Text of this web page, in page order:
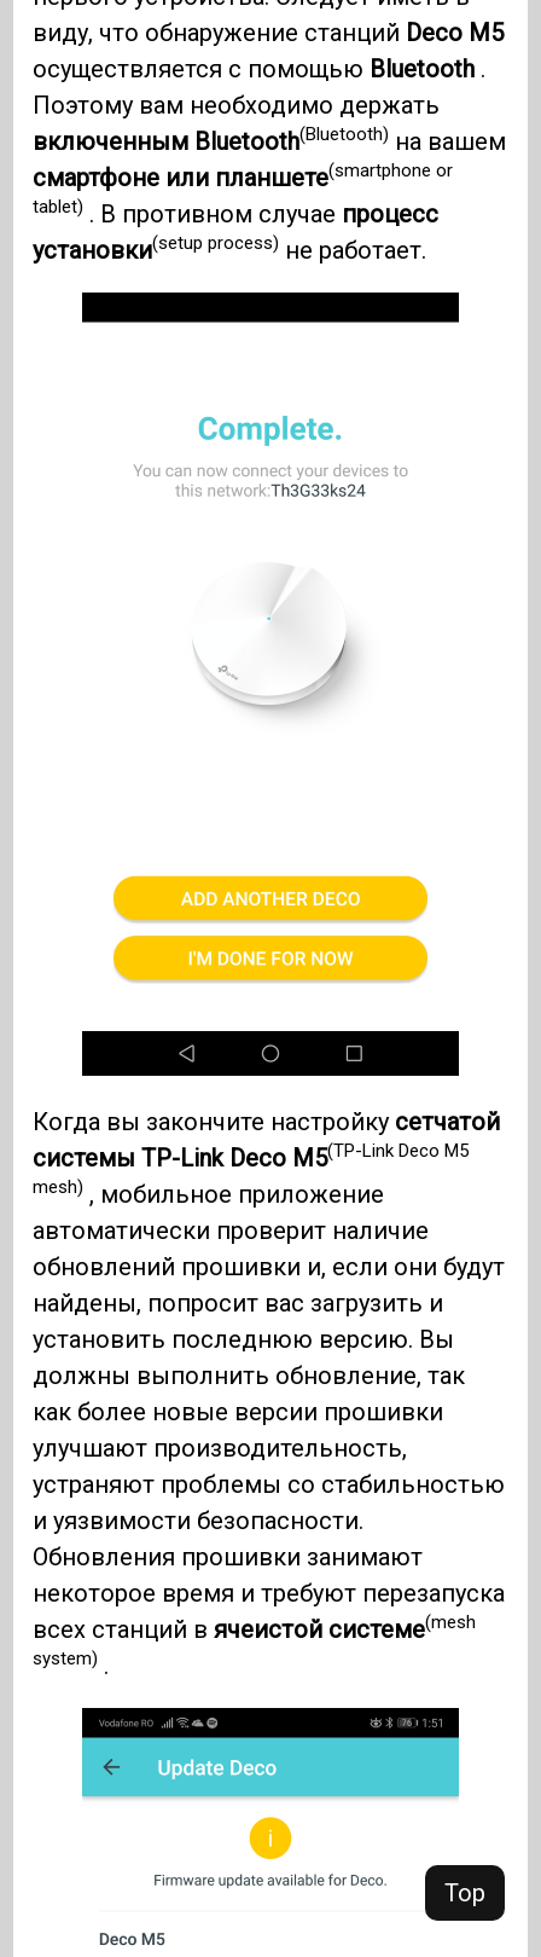
Top
виду, что обнаружение станций Deco M5
осуществляется с помощью Bluetooth .
Поэтому вам необходимо держать
включенным Bluetooth(Bluetooth) на вашем
смартфоне или планшете(smartphone or
tablet) . В противном случае процесс
установки(setup process) не работает.
Когда вы закончите настройку сетчатой ​​
системы TP-Link Deco M5(TP-Link Deco M5
mesh) , мобильное приложение
автоматически проверит наличие
обновлений прошивки и, если они будут
найдены, попросит вас загрузить и
установить последнюю версию. Вы
должны выполнить обновление, так
как более новые версии прошивки
улучшают производительность,
устраняют проблемы со стабильностью
и уязвимости безопасности.
Обновления прошивки занимают
некоторое время и требуют перезапуска
всех станций в ячеистой системе(mesh
system) .